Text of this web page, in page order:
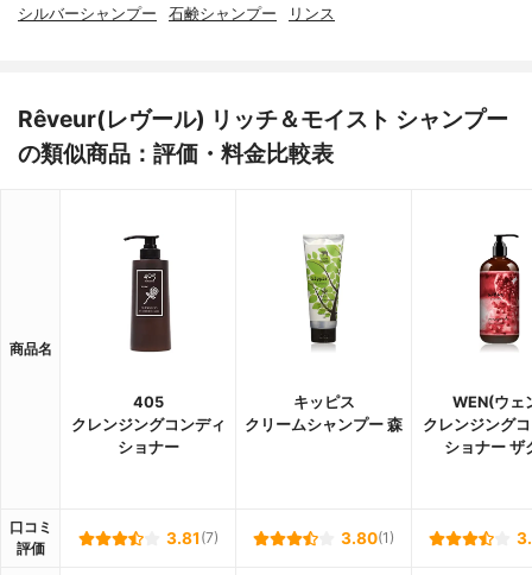
シルバーシャンプー 石鹸シャンプー リンス
Rêveur(レヴール) リッチ＆モイスト シャンプー
の類似商品：評価・料金比較表
商品名
405
クレンジングコンディ
ショナー
キッピス
クリームシャンプー 森
WEN(ウェ
クレンジング
ショナー ザ
口コミ
評価
3.81 (7) 3.80(1)